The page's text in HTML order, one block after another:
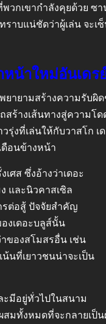
วกเขากำลังคุยด้วย
ราบแน่ชัดว่าผู้เล่น จ
น้าใหม่อันเด
ายามสร้างความรับผิ
สร้างเส้นทางสู่ความ
รุ่งที่เล่นให้กับวาสโก
อนข้างหน้า
ศส ซึ่งอ้างว่าเดอะ
และนิวคาสเซิล
รต่อสู้ ปัจจัยสำคัญ
งเดอะบลูส์นั้น
ของสโมสรอื่น เช่น
น้นที่เยาวชนน่าจะเป็น
มีอยู่ทั่วไปในสนาม
สมทั้งหมดที่จะกลายเ